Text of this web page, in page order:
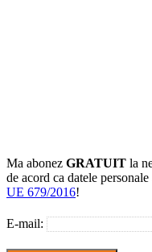
Ma abonez GRATUIT la
de acord ca datele
UE 679/2016!
E-mail: